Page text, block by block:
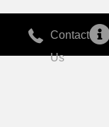
Contact
Us